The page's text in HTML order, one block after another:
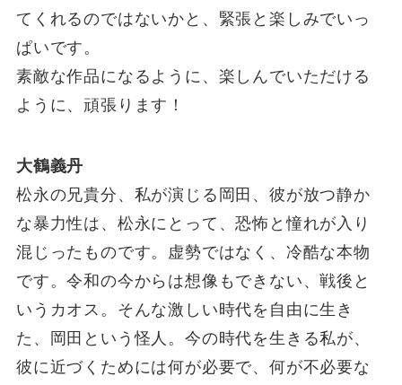
てくれるのではないかと、緊張と楽しみでいっ
ぱいです。
素敵な作品になるように、楽しんでいただける
ように、頑張ります！
大鶴義丹
松永の兄貴分、私が演じる岡田、彼が放つ静か
な暴力性は、松永にとって、恐怖と憧れが入り
混じったものです。虚勢ではなく、冷酷な本物
です。令和の今からは想像もできない、戦後と
いうカオス。そんな激しい時代を自由に生き
た、岡田という怪人。今の時代を生きる私が、
彼に近づくためには何が必要で、何が不必要な